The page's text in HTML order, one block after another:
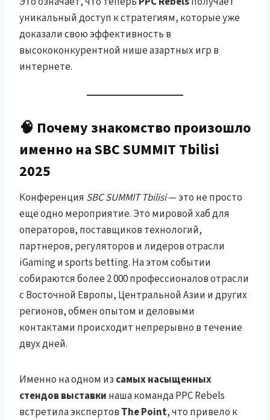
уникальный доступ к стратегиям, которые уже
доказали свою эффективность в
высококонкурентной нише азартных игр в
интернете.
🧠 Почему знакомство произошло
именно на SBC SUMMIT Tbilisi
2025
Конференция SBC SUMMIT Tbilisi— это не просто
ещё одно мероприятие. Это мировой хаб для
операторов, поставщиков технологий,
партнеров, регуляторов и лидеров отрасли
iGaming и sports betting. На этом событии
собираются более 2 000 профессионалов отрасли
с Восточной Европы, Центральной Азии и других
регионов, обмен опытом и деловыми
контактами происходит непрерывно в течение
двух дней.
Именно на одном из самых насыщенных
стендов выставки наша команда PPC Rebels
встретила экспертов The Point, что привело к